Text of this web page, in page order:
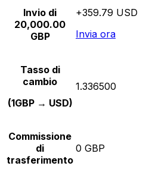
Invio di
20,000.00
GBP
+359.79 USD
Invia ora
Tasso di
cambio
(1GBP → USD)
1.336500
Commissione
di
trasferimento
0 GBP